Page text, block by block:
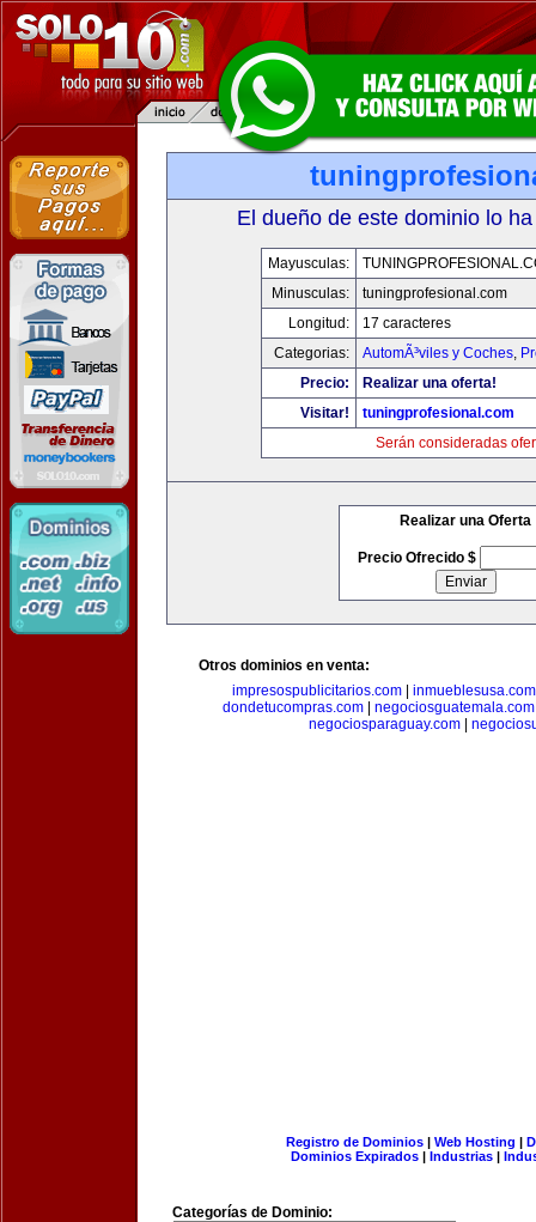
El dueño de este dominio lo
Mayusculas:
Minusculas:
tuningprofesional.com
Longitud:
17 caracteres
Categorias:
AutomÃ³viles y Coches,
Precio:
Realizar una oferta!
Visitar!
tuningprofesional.com
Serán consideradas
Realizar una Oferta
Precio Ofrecido $
Otros dominios en venta:
impresospublicitarios.com
inmueblesusa.com
dondetucompras.com| negociosguatemala.com
negociosparaguay.com
Registro de Dominios| Web Hosting |
Dominios Expirados | Industrias |
Categorías de Dominio: